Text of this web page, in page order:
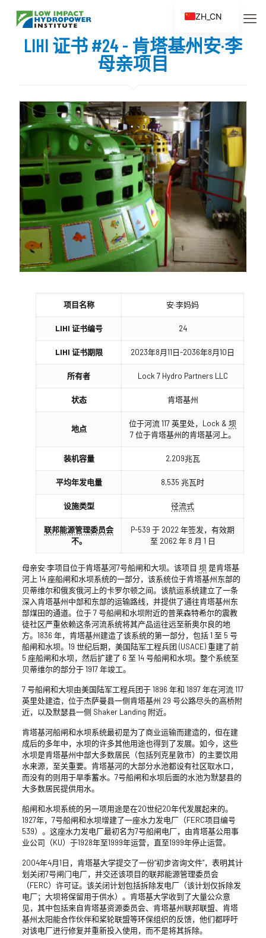
LIHI 证书 #24 - 肯塔基州安·李
母亲项目
项目名称 安·李妈妈
LIHI 证书编号 24
LIHI 证书期限 2023年8月11日-2036年8月10日
所有者 Lock 7 Hydro Partners LLC
状态 肯塔基州
地点
位于河流 117 英里处，Lock &坝
7 位于肯塔基州的肯塔基河上。
装机容量 2.209兆瓦
平均年发电量 8,535 兆瓦时
设施类型 径流式
联邦能源管理委员会
不。
P-539 于 2022 年签发，有效期
至 2062 年 8 月 1 日
母亲安·李项目位于肯塔基河7号船闸和大坝。该项目 坝 是肯塔基
河上 14 座船闸和水坝系统的一部分，该系统位于肯塔基州东部的
贝蒂维尔和俄亥俄河上的卡罗尔顿之间。该航运系统建立了一条
深入肯塔基州中部和东部的运输路线，并提供了通往肯塔基州东
部煤田的通道。位于 7 号船闸和水坝附近的普莱森特希尔的震教
徒社区严重依赖这条河流系统将其产品运往远至新奥尔良的地
方。1836 年，肯塔基州建造了该系统的第一部分，包括 1 至 5 号
船闸和水坝。19 世纪后期，美国陆军工程兵团 (USACE) 重建了前
5 座船闸和水坝，然后扩建了 6 至 14 号船闸和水坝。整个系统至
贝蒂维尔的部分于 1917 年竣工。
7 号船闸和大坝由美国陆军工程兵团于 1896 年和 1897 年在河流 117
英里处建造，位于杰萨曼县一侧肯塔基州 29 号公路尽头的高桥附
近，以及默瑟县一侧 Shaker Landing 附近。
肯塔基河船闸和水坝系统最初是为了商业运输而建造的，但在建
成后的多年中，水坝的许多其他用途也得到了发展。如今，这些
水坝是肯塔基州中部大多数居民（包括列克星敦市）的主要饮用
水来源，至关重要。肯塔基河的大部分水池都设有社区取水口，
而没有的则用于旱季蓄水。7号船闸和水坝后面的水池为默瑟县的
大多数居民提供用水。
船闸和水坝系统的另一项用途是在20世纪20年代发展起来的。
1927年，7号船闸和水坝增建了一座水力发电厂（FERC项目编号
539）。这座水力发电厂最初名为7号船闸电厂，由肯塔基公用事
业公司（KU）于1928年至1999年运营，直至1999年停止运营。
2004年4月1日，肯塔基大学提交了一份“初步咨询文件”，表明其计
划关闭7号闸门电厂，并交还该项目的联邦能源管理委员会
（FERC）许可证。该关闭计划包括拆除发电厂（该计划仅拆除发
电厂；大坝将保留用于供水）。肯塔基大学收到了大量公众意
见，其中包括来自肯塔基资源委员会、肯塔基州联邦联盟、肯塔
基州太阳能合作伙伴和桨轮联盟等环保组织的反馈，他们都呼吁
对该电厂进行修复并重新投入使用，而不是将其拆除。
ZH_CN
EN
ES